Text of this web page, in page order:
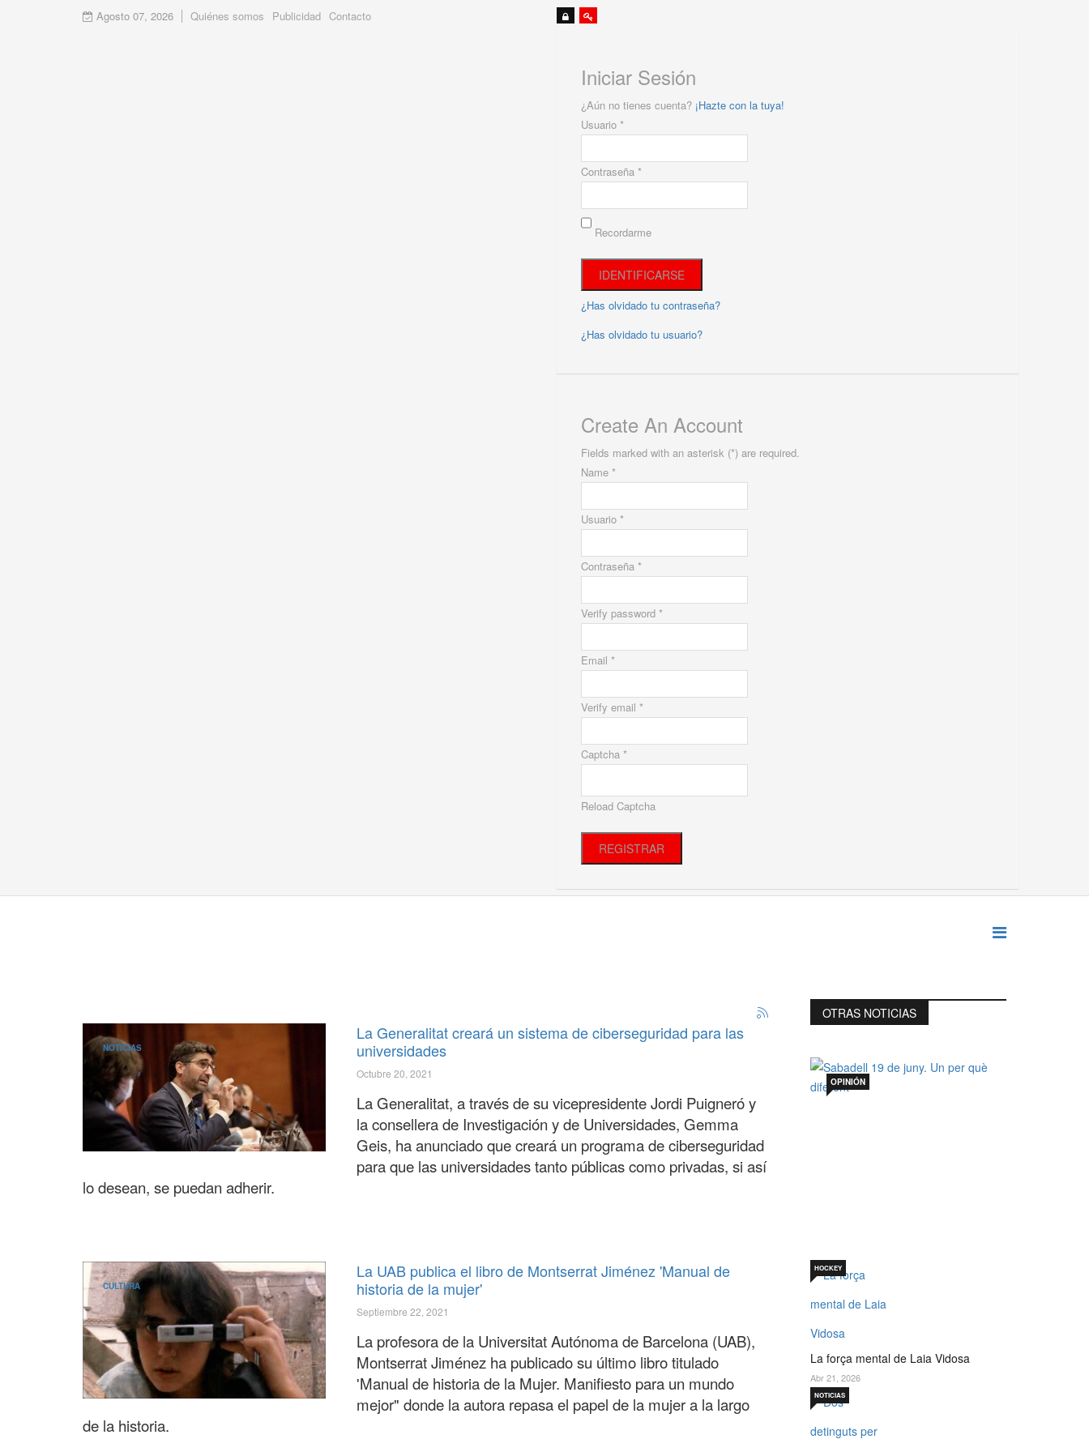
Agosto 07, 2026 Quiénes somos Publicidad Contacto
Iniciar Sesión
¿Aún no tienes cuenta? ¡Hazte con la tuya!
Usuario *
Contraseña *
Recordarme
¿Has olvidado tu contraseña?
¿Has olvidado tu usuario?
Create An Account
Fields marked with an asterisk (*) are required.
Name *
Usuario *
Contraseña *
Verify password *
Email *
Verify email *
Captcha *
Reload Captcha
REGISTRAR
NOTICIAS
La Generalitat creará un sistema de ciberseguridad para las
universidades
Octubre 20, 2021
La Generalitat, a través de su vicepresidente Jordi Puigneró y
la consellera de Investigación y de Universidades, Gemma
Geis, ha anunciado que creará un programa de ciberseguridad
para que las universidades tanto públicas como privadas, si así
lo desean, se puedan adherir.
CULTURA
La UAB publica el libro de Montserrat Jiménez 'Manual de
historia de la mujer'
Septiembre 22, 2021
La profesora de la Universitat Autónoma de Barcelona (UAB),
Montserrat Jiménez ha publicado su último libro titulado
'Manual de historia de la Mujer. Manifiesto para un mundo
mejor" donde la autora repasa el papel de la mujer a la largo
de la historia.
OTRAS NOTICIAS
OPINIÓN
La força mental de Laia Vidosa
HOCKEY
Abr 21, 2026
NOTICIAS